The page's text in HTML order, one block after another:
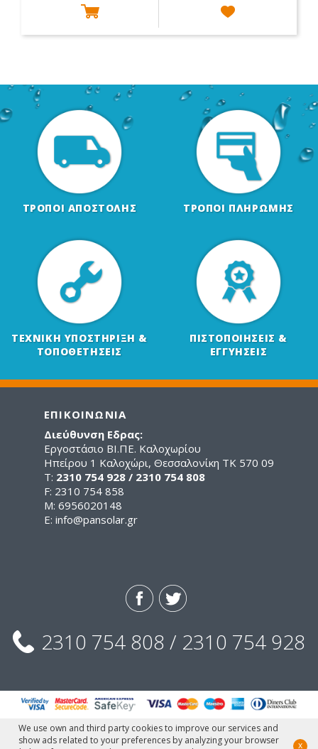
ΤΡΟΠΟΙ ΑΠΟΣΤΟΛΗΣ ΤΡΟΠΟΙ ΠΛΗΡΩΜΗΣ
ΤΕΧΝΙΚΗ ΥΠΟΣΤΗΡΙΞΗ &
ΤΟΠΟΘΕΤΗΣΕΙΣ
ΠΙΣΤΟΠΟΙΗΣΕΙΣ &
ΕΓΓΥΗΣΕΙΣ
ΕΠΙΚΟΙΝΩΝΙΑ
Διεύθυνση Εδρας:
Εργοστάσιο ΒΙ.ΠΕ. Καλοχωρίου
Ηπείρου 1 Καλοχώρι, Θεσσαλονίκη ΤΚ 570 09
Τ: 2310 754 928 / 2310 754 808
F: 2310 754 858
M: 6956020148
E: info@pansolar.gr
2310 754 808 / 2310 754 928
We use own and third party cookies to improve our services and
show ads related to your preferences by analyzing your browser
x